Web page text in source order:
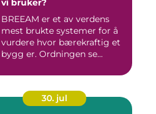
vi bruker?
BREEAM er et av verdens
mest brukte systemer for å
vurdere hvor bærekraftig et
bygg er. Ordningen se...
30. jul